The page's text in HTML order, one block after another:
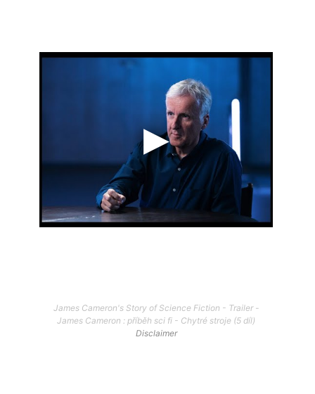
James Cameron's Story of Science Fiction - Trailer -
James Cameron : příběh sci fi - Chytré stroje (5 díl)
Disclaimer